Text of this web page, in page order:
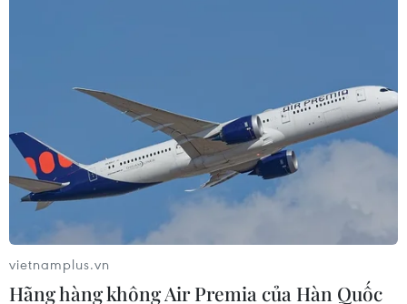
Phu nhân nhà lãnh đạo Triều Tiên Ri Sol-
vietnamplus.vn
Hãng hàng không Air Premia của Hàn Quốc